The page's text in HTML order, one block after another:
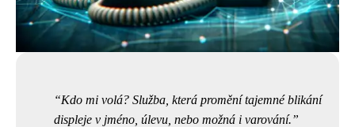
Kdo mi volá? Služba, která promění tajemné blikání
displeje v jméno, úlevu, nebo možná i varování.